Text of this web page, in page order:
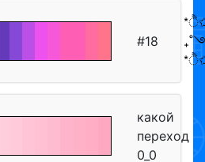
#18
какой
переход
0_0